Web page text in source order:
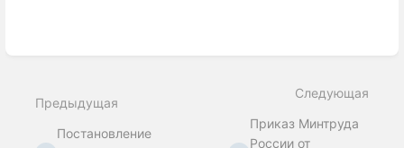
Предыдущая
Постановление
Следующая
Приказ Минтруда
России от